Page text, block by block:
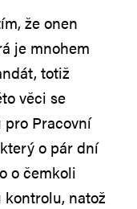
že onen
je mnohem
totiž
věci se
pro Pracovní
o pár dní
o čemkoli
natož